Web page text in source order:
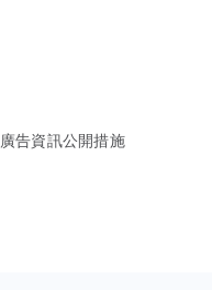
廣告資訊公開措施